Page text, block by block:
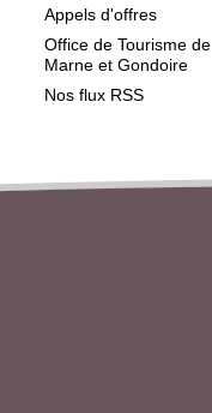
Appels d'offres
Office de Tourisme de
Marne et Gondoire
Nos flux RSS